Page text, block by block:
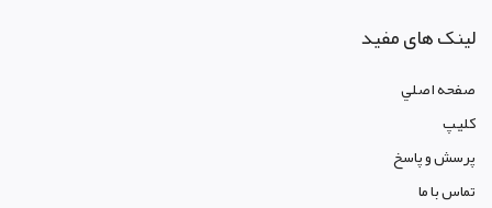
لینک های مفید
صفحه اصلي
کليپ
پرسش و پاسخ
تماس با ما